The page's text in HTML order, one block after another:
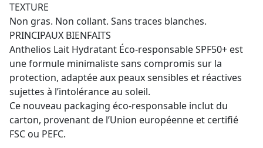
TEXTURE
Non gras. Non collant. Sans traces blanches.
PRINCIPAUX BIENFAITS
Anthelios Lait Hydratant Éco-responsable SPF50+ est
une formule minimaliste sans compromis sur la
protection, adaptée aux peaux sensibles et réactives
sujettes à l’intolérance au soleil.
Ce nouveau packaging éco-responsable inclut du
carton, provenant de l’Union européenne et certifié
FSC ou PEFC.